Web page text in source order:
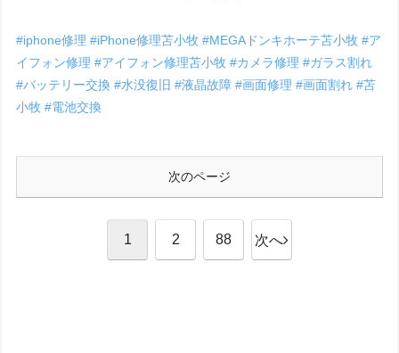
#iphone修理#iPhone修理苫小牧#MEGAドンキホーテ苫小牧#ア
イフォン修理#アイフォン修理苫小牧#カメラ修理#ガラス割れ
#バッテリー交換#水没復旧#液晶故障#画面修理#画面割れ#苫
小牧#電池交換
次のページ
1 2 88 次へ